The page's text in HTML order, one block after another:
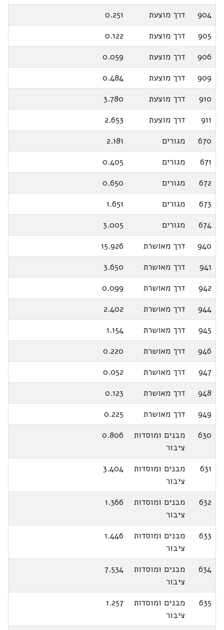
904
דרך מוצעת
0.251
905
דרך מוצעת
0.122
906
דרך מוצעת
0.059
909
דרך מוצעת
0.484
910
דרך מוצעת
3.780
911
דרך מוצעת
2.653
670
מגורים
2.181
671
מגורים
0.405
672
מגורים
0.650
673
מגורים
1.651
674
מגורים
3.005
940
דרך מאושרת
15.926
941
דרך מאושרת
3.650
942
דרך מאושרת
0.099
944
דרך מאושרת
2.402
945
דרך מאושרת
1.154
946
דרך מאושרת
0.220
947
דרך מאושרת
0.052
948
דרך מאושרת
0.123
949
דרך מאושרת
0.225
630
מבנים ומוסדות
ציבור
0.806
631
מבנים ומוסדות
ציבור
3.404
632
מבנים ומוסדות
ציבור
1.366
633
מבנים ומוסדות
ציבור
1.446
634
מבנים ומוסדות
ציבור
7.534
635
מבנים ומוסדות
ציבור
1.257